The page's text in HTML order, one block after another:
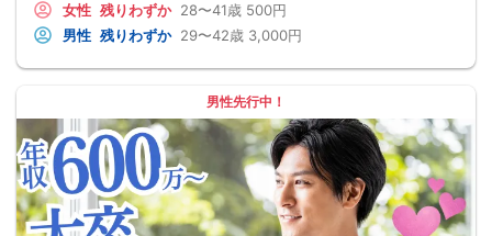
女性 残りわずか 28〜41歳 500円
男性 残りわずか 29〜42歳 3,000円
男性先行中！